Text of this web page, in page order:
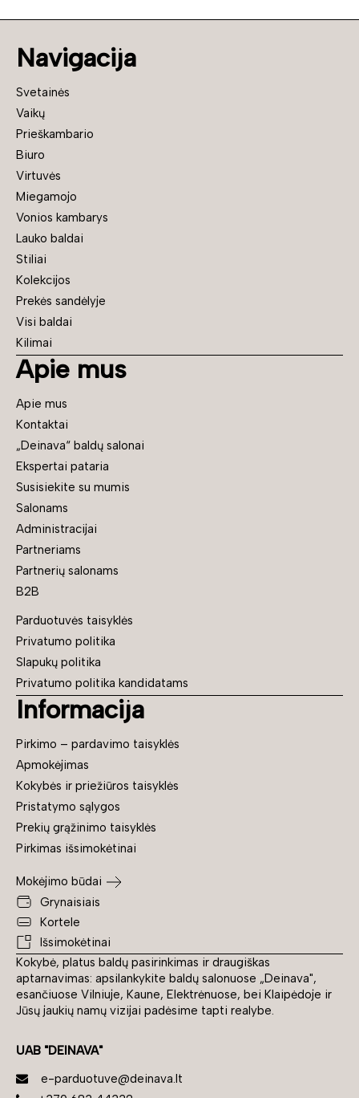
Kokybė, platus baldų pasirinkimas ir draugiškas
aptarnavimas: apsilankykite baldų salonuose „Deinava",
esančiuose Vilniuje, Kaune, Elektrėnuose, bei Klaipėdoje ir
Jūsų jaukių namų vizijai padėsime tapti realybe.
UAB "DEINAVA"
e-parduotuve@deinava.lt
Navigacija
Svetainės
Vaikų
Prieškambario
Biuro
Virtuvės
Miegamojo
Vonios kambarys
Lauko baldai
Stiliai
Kolekcijos
Prekės sandėlyje
Visi baldai
Kilimai
Apie mus
Apie mus
Kontaktai
„Deinava“ baldų salonai
Ekspertai pataria
Susisiekite su mumis
Salonams
Administracijai
Partneriams
Partnerių salonams
B2B
Parduotuvės taisyklės
Privatumo politika
Slapukų politika
Privatumo politika kandidatams
Informacija
Pirkimo – pardavimo taisyklės
Apmokėjimas
Kokybės ir priežiūros taisyklės
Pristatymo sąlygos
Prekių grąžinimo taisyklės
Pirkimas išsimokėtinai
Mokėjimo būdai
Grynaisiais
Kortele
Išsimokėtinai